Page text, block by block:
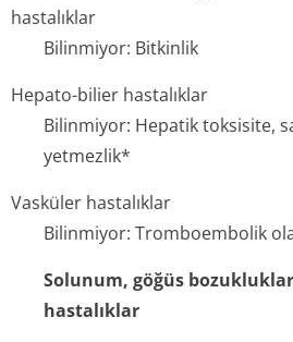
hastalıklar
Bilinmiyor: Bitkinlik
Hepato-bilier hastalıklar
Bilinmiyor: Hepatik toksisite,
yetmezlik*
Vasküler hastalıklar
Bilinmiyor: Tromboembolik
Solunum, göğüs
hastalıklar